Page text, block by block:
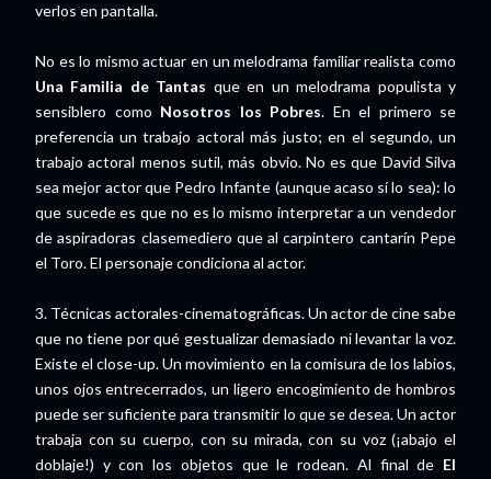
verlos en pantalla.
No es lo mismo actuar en un melodrama familiar realista como
Una Familia de Tantas que en un melodrama populista y
sensiblero como Nosotros los Pobres. En el primero se
preferencia un trabajo actoral más justo; en el segundo, un
trabajo actoral menos sutil, más obvio. No es que David Silva
sea mejor actor que Pedro Infante (aunque acaso sí lo sea): lo
que sucede es que no es lo mismo interpretar a un vendedor
de aspiradoras clasemediero que al carpintero cantarín Pepe
el Toro. El personaje condiciona al actor.
3. Técnicas actorales-cinematográficas. Un actor de cine sabe
que no tiene por qué gestualizar demasiado ni levantar la voz.
Existe el close-up. Un movimiento en la comisura de los labios,
unos ojos entrecerrados, un ligero encogimiento de hombros
puede ser suficiente para transmitir lo que se desea. Un actor
trabaja con su cuerpo, con su mirada, con su voz (¡abajo el
doblaje!) y con los objetos que le rodean. Al final de El